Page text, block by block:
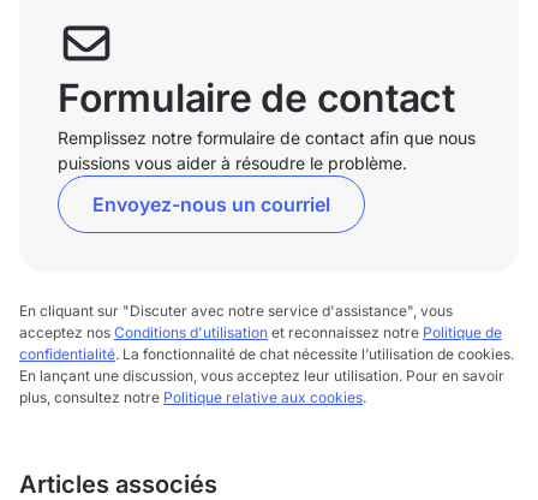
Formulaire de contact
Remplissez notre formulaire de contact afin que nous
puissions vous aider à résoudre le problème.
Envoyez-nous un courriel
En cliquant sur "Discuter avec notre service d'assistance", vous
acceptez nos Conditions d'utilisation et reconnaissez notre Politique de
confidentialité. La fonctionnalité de chat nécessite l’utilisation de cookies.
En lançant une discussion, vous acceptez leur utilisation. Pour en savoir
plus, consultez notre Politique relative aux cookies.
Articles associés